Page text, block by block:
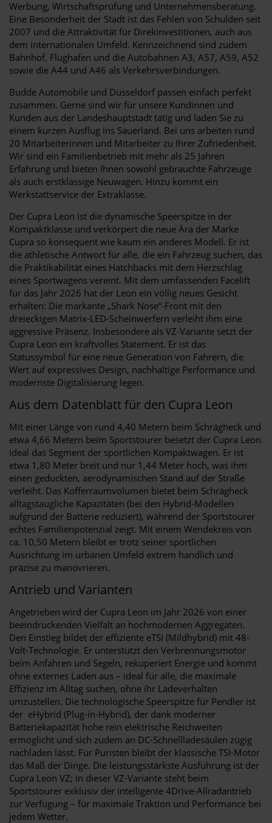
Werbung, Wirtschaftsprüfung und Unternehmensberatung.
Eine Besonderheit der Stadt ist das Fehlen von Schulden seit
2007 und die Attraktivität für Direkinvestitionen, auch aus
dem internationalen Umfeld. Kennzeichnend sind zudem
Bahnhof, Flughafen und die Autobahnen A3, A57, A59, A52
sowie die A44 und A46 als Verkehrsverbindungen.
Budde Automobile und Düsseldorf passen einfach perfekt
zusammen. Gerne sind wir für unsere Kundinnen und
Kunden aus der Landeshauptstadt tätig und laden Sie zu
einem kurzen Ausflug ins Sauerland. Bei uns arbeiten rund
20 Mitarbeiterinnen und Mitarbeiter zu Ihrer Zufriedenheit.
Wir sind ein Familienbetrieb mit mehr als 25 Jahren
Erfahrung und bieten Ihnen sowohl gebrauchte Fahrzeuge
als auch erstklassige Neuwagen. Hinzu kommt ein
Werkstattservice der Extraklasse.
Der Cupra Leon ist die dynamische Speerspitze in der
Kompaktklasse und verkörpert die neue Ära der Marke
Cupra so konsequent wie kaum ein anderes Modell. Er ist
die athletische Antwort für alle, die ein Fahrzeug suchen, das
die Praktikabilität eines Hatchbacks mit dem Herzschlag
eines Sportwagens vereint. Mit dem umfassenden Facelift
für das Jahr 2026 hat der Leon ein völlig neues Gesicht
erhalten: Die markante „Shark Nose“-Front mit den
dreieckigen Matrix-LED-Scheinwerfern verleiht ihm eine
aggressive Präsenz. Insbesondere als VZ-Variante setzt der
Cupra Leon ein kraftvolles Statement. Er ist das
Statussymbol für eine neue Generation von Fahrern, die
Wert auf expressives Design, nachhaltige Performance und
modernste Digitalisierung legen.
Aus dem Datenblatt für den Cupra Leon
Mit einer Länge von rund 4,40 Metern beim Schrägheck und
etwa 4,66 Metern beim Sportstourer besetzt der Cupra Leon
ideal das Segment der sportlichen Kompaktwagen. Er ist
etwa 1,80 Meter breit und nur 1,44 Meter hoch, was ihm
einen geduckten, aerodynamischen Stand auf der Straße
verleiht. Das Kofferraumvolumen bietet beim Schrägheck
alltagstaugliche Kapazitäten (bei den Hybrid-Modellen
aufgrund der Batterie reduziert), während der Sportstourer
echtes Familienpotenzial zeigt. Mit einem Wendekreis von
ca. 10,50 Metern bleibt er trotz seiner sportlichen
Ausrichtung im urbanen Umfeld extrem handlich und
präzise zu manövrieren.
Antrieb und Varianten
Angetrieben wird der Cupra Leon im Jahr 2026 von einer
beeindruckenden Vielfalt an hochmodernen Aggregaten.
Den Einstieg bildet der effiziente eTSI (Mildhybrid) mit 48-
Volt-Technologie. Er unterstützt den Verbrennungsmotor
beim Anfahren und Segeln, rekuperiert Energie und kommt
ohne externes Laden aus – ideal für alle, die maximale
Effizienz im Alltag suchen, ohne ihr Ladeverhalten
umzustellen. Die technologische Speerspitze für Pendler ist
der eHybrid (Plug-in-Hybrid), der dank moderner
Batteriekapazität hohe rein elektrische Reichweiten
ermöglicht und sich zudem an DC-Schnellladesäulen zügig
nachladen lässt. Für Puristen bleibt der klassische TSI-Motor
das Maß der Dinge. Die leistungsstärkste Ausführung ist der
Cupra Leon VZ; in dieser VZ-Variante steht beim
Sportstourer exklusiv der intelligente 4Drive-Allradantrieb
zur Verfügung – für maximale Traktion und Performance bei
jedem Wetter.